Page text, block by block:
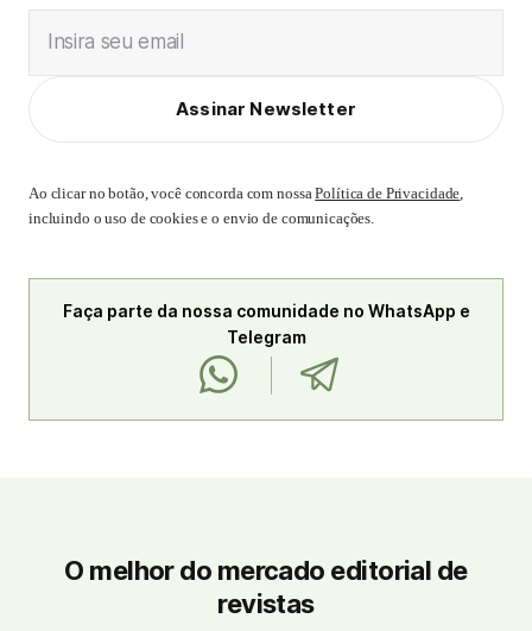
Insira seu email
Assinar Newsletter
Ao clicar no botão, você concorda com nossaPolítica de Privacidade,
incluindo o uso de cookies e o envio de comunicações.
Faça parte da nossa comunidade no WhatsApp e
Telegram
O melhor do mercado editorial de
revistas